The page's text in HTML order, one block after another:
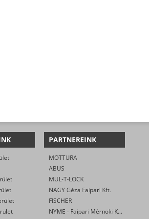
PARTNEREINK
MOTTURA
ABUS
MUL-T-LOCK
NAGY Géza Faipari Kft.
FISCHER
NYME - Faipari Mérnöki Kar